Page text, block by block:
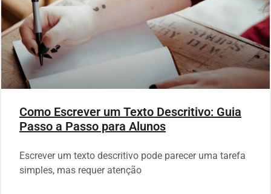
Como Escrever um Texto Descritivo: Guia
Passo a Passo para Alunos
Escrever um texto descritivo pode parecer uma tarefa
simples, mas requer atenção